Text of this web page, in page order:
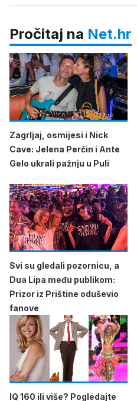
Pročitaj na Net.hr
Zagrljaj, osmijesi i Nick
Cave: Jelena Perčin i Ante
Gelo ukrali pažnju u Puli
Svi su gledali pozornicu, a
Dua Lipa među publikom:
Prizor iz Prištine oduševio
fanove
IQ 160 ili više? Pogledajte